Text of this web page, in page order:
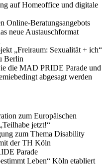
auf Homeoffice und digitale
Online-Beratungsangebots
neue Austauschformat
„Freiraum: Sexualität + ich“
Berlin
die MAD PRIDE Parade und
abgesagt werden
zum Europäischen
jetzt!“
zum Thema Disability
der TH Köln
Parade
Leben“ Köln etabliert